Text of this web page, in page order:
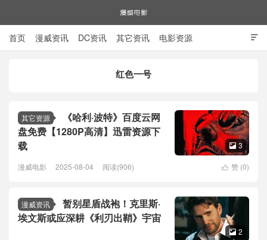

首页 漫威资讯 DC资讯 其它资讯 电影资源
红色一号
其它资源
《哈利·波特》百度云网
盘免费【1280P高清】迅雷资源下
载
 3
 赞 (0)
漫威电影 2025-08-04 阅读(906)
漫威资讯
暂别星盾战袍！克里斯·
埃文斯或应深耕《利刃出鞘》宇宙
 2